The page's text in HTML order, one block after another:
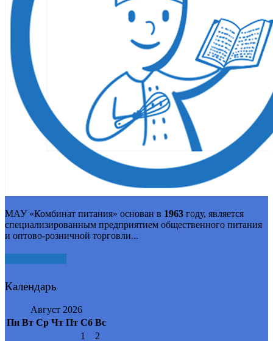
МАУ «Комбинат питания» основан в 1963 году, является
специализированным предприятием общественного питания
и оптово-розничной торговли...
Календарь
Август 2026
Пн Вт Ср Чт Пт Сб Вс
1
2